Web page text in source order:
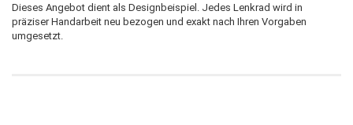
Dieses Angebot dient als Designbeispiel. Jedes Lenkrad wird in
präziser Handarbeit neu bezogen und exakt nach Ihren Vorgaben
umgesetzt.